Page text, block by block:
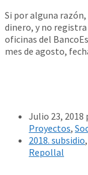
Si por alguna
dinero, y no
oficinas del
mes de agosto,
Julio 23, 2018
Proyectos,
2018. subsidio,
Repollal